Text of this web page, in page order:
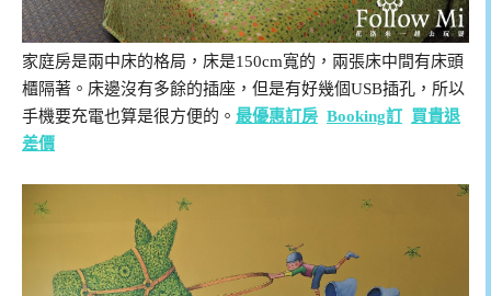
家庭房是兩中床的格局，床是150cm寬的，兩張床中間有床頭
櫃隔著。床邊沒有多餘的插座，但是有好幾個USB插孔，所以
手機要充電也算是很方便的。 最優惠訂房 Booking訂 買貴退
差價